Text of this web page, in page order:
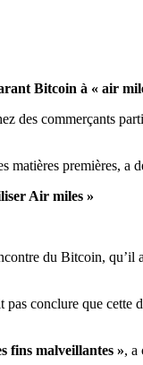
Bitcoin à « air
commerçants
matières premières, a
Air miles »
du Bitcoin,
pas conclure que cette
fins malveillantes », a